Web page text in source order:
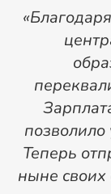
Теперь
ныне